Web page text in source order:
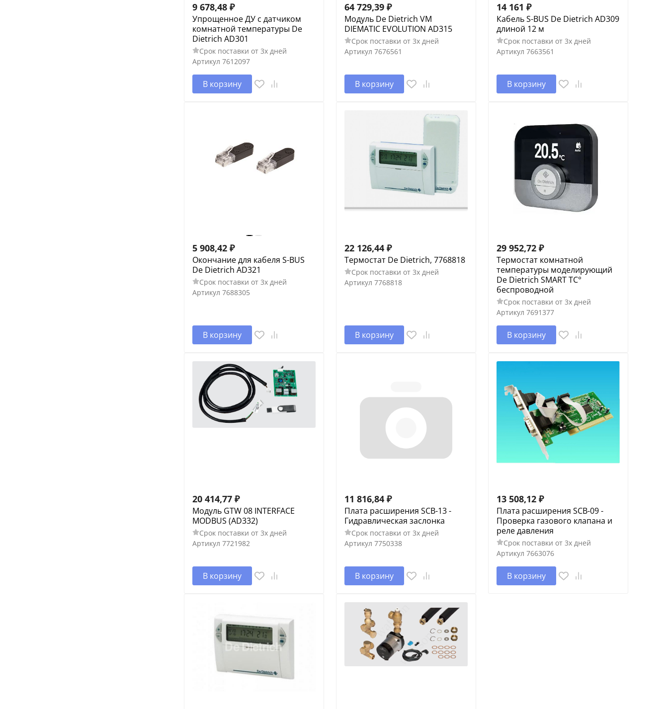
9 678,48 ₽
Упрощенное ДУ с датчиком
комнатной температуры De
Dietrich AD301
Срок поставки от 3х дней
Артикул 7612097
В корзину
64 729,39 ₽
Модуль De Dietrich VM
DIEMATIC EVOLUTION AD315
Срок поставки от 3х дней
Артикул 7676561
В корзину
14 161 ₽
Кабель S-BUS De Dietrich AD309
длиной 12 м
Срок поставки от 3х дней
Артикул 7663561
В корзину
5 908,42 ₽
Окончание для кабеля S-BUS
De Dietrich AD321
Срок поставки от 3х дней
Артикул 7688305
В корзину
22 126,44 ₽
Термостат De Dietrich, 7768818
Срок поставки от 3х дней
Артикул 7768818
В корзину
29 952,72 ₽
Термостат комнатной
температуры моделирующий
De Dietrich SMART TC°
беспроводной
Срок поставки от 3х дней
Артикул 7691377
В корзину
20 414,77 ₽
Модуль GTW 08 INTERFACE
MODBUS (AD332)
Срок поставки от 3х дней
Артикул 7721982
В корзину
11 816,84 ₽
Плата расширения SCB-13 -
Гидравлическая заслонка
Срок поставки от 3х дней
Артикул 7750338
В корзину
13 508,12 ₽
Плата расширения SCB-09 -
Проверка газового клапана и
реле давления
Срок поставки от 3х дней
Артикул 7663076
В корзину